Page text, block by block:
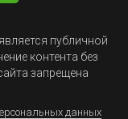
публичной
контента без
запрещена
данных